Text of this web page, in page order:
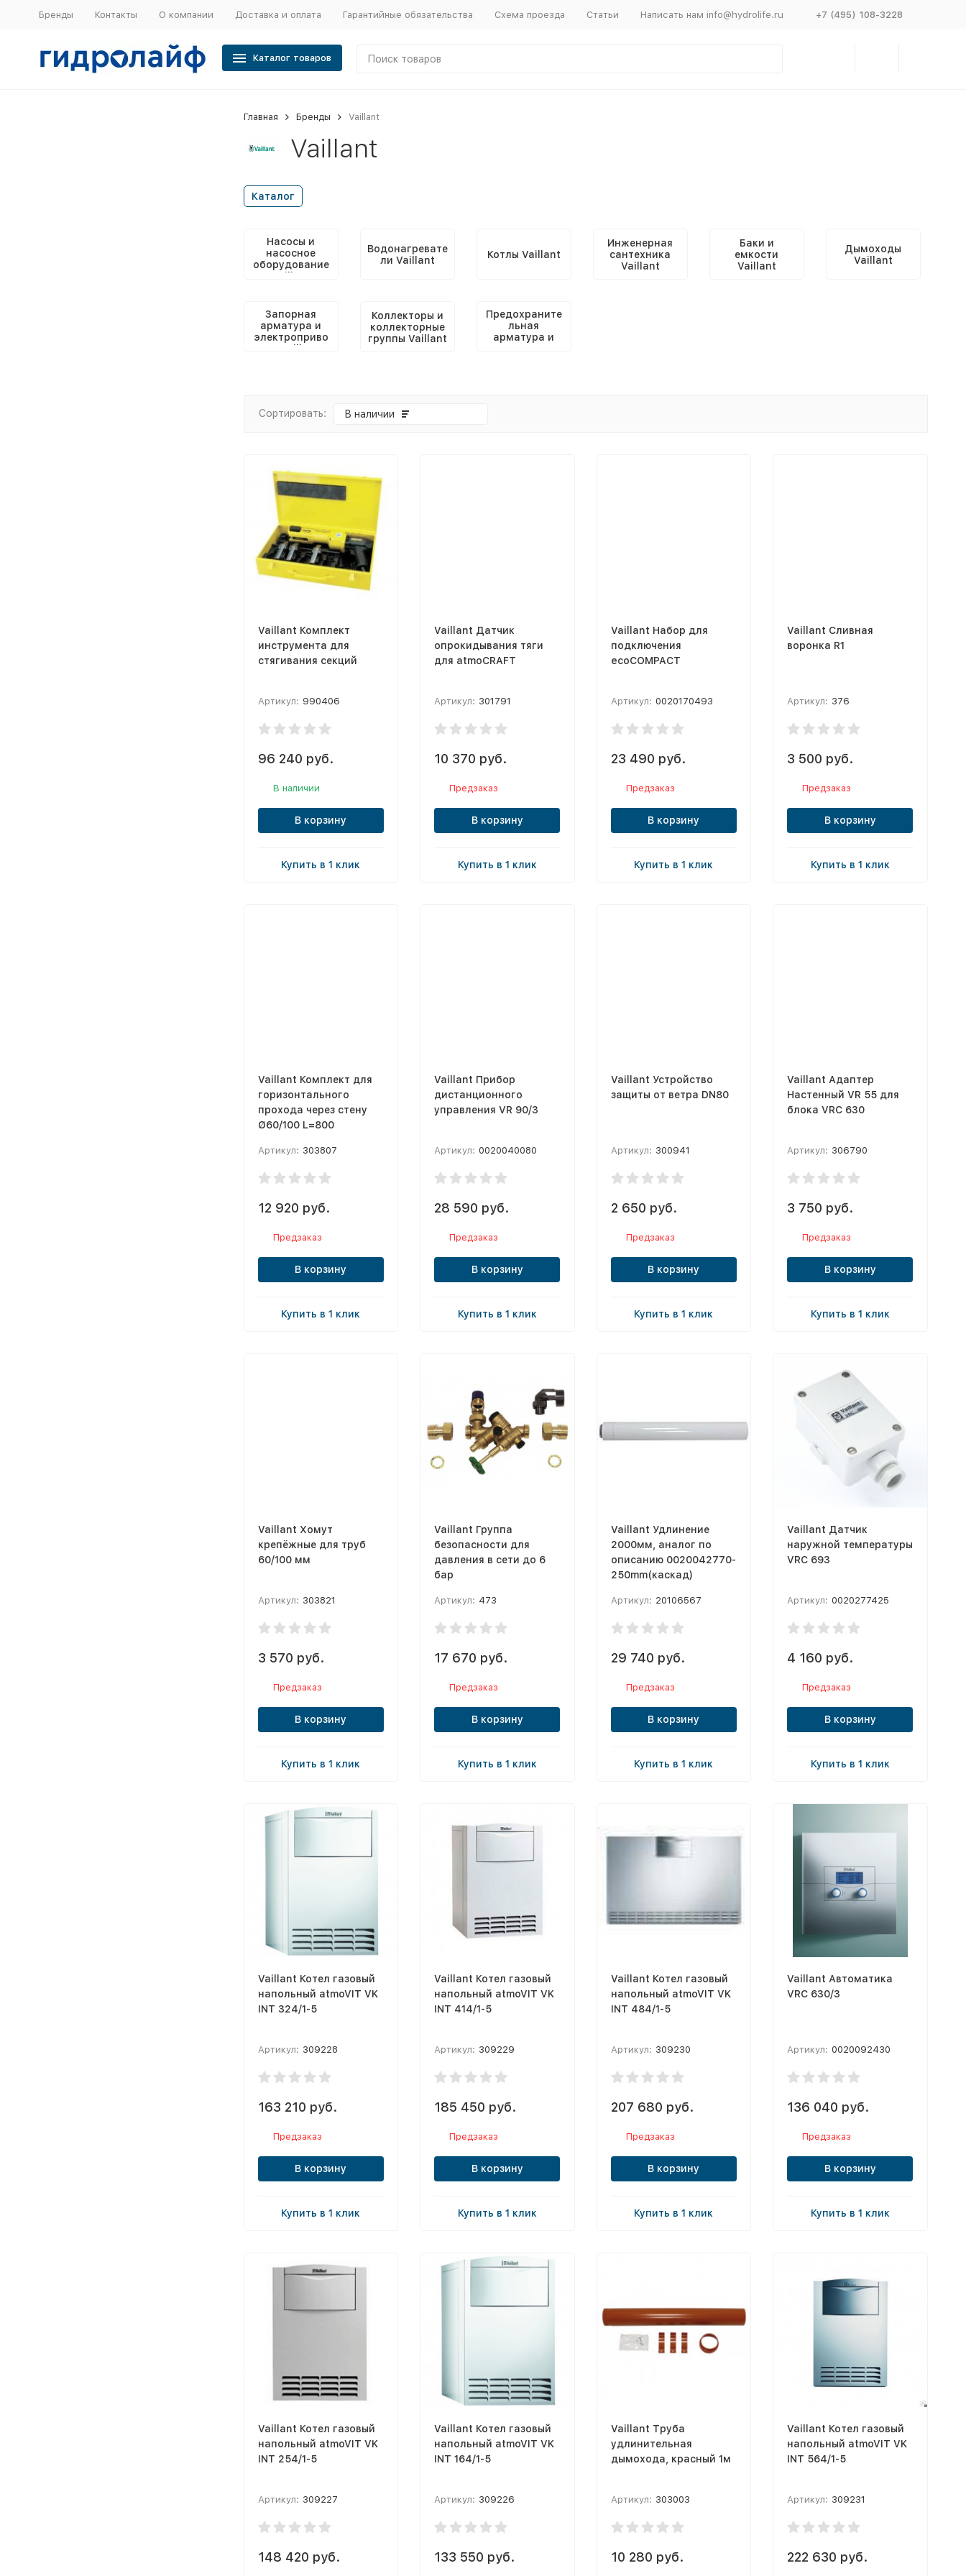
Бренды Контакты О компании Доставка и оплата Гарантийные обязательства Схема проезда Статьи Написать нам info@hydrolife.ru +7 (495) 108-3228
Каталог товаров
Главная Бренды Vaillant
Vaillant
Каталог
Насосы и
насосное
оборудование
Vaillant
Водонагревате
ли Vaillant
Котлы Vaillant
Инженерная
сантехника
Vaillant
Баки и
емкости
Vaillant
Дымоходы
Vaillant
Запорная
арматура и
электроприво
ды Vaillant
Коллекторы и
коллекторные
группы Vaillant
Предохраните
льная
арматура и
Сортировать: В наличии
Vaillant Комплект
инструмента для
стягивания секций
Артикул: 990406
96 240 руб.
В наличии
В корзину
Купить в 1 клик
Vaillant Датчик
опрокидывания тяги
для atmoCRAFT
Артикул: 301791
10 370 руб.
Предзаказ
В корзину
Купить в 1 клик
Vaillant Набор для
подключения
ecoCOMPACT
Артикул: 0020170493
23 490 руб.
Предзаказ
В корзину
Купить в 1 клик
Vaillant Сливная
воронка R1
Артикул: 376
3 500 руб.
Предзаказ
В корзину
Купить в 1 клик
Vaillant Комплект для
горизонтального
прохода через стену
Ø60/100 L=800
Артикул: 303807
12 920 руб.
Предзаказ
В корзину
Купить в 1 клик
Vaillant Прибор
дистанционного
управления VR 90/3
Артикул: 0020040080
28 590 руб.
Предзаказ
В корзину
Купить в 1 клик
Vaillant Устройство
защиты от ветра DN80
Артикул: 300941
2 650 руб.
Предзаказ
В корзину
Купить в 1 клик
Vaillant Адаптер
Настенный VR 55 для
блока VRC 630
Артикул: 306790
3 750 руб.
Предзаказ
В корзину
Купить в 1 клик
Vaillant Хомут
крепёжные для труб
60/100 мм
Артикул: 303821
3 570 руб.
Предзаказ
В корзину
Купить в 1 клик
Vaillant Группа
безопасности для
давления в сети до 6
бар
Артикул: 473
17 670 руб.
Предзаказ
В корзину
Купить в 1 клик
Vaillant Удлинение
2000мм, аналог по
описанию 0020042770-
250mm(каскад)
Артикул: 20106567
29 740 руб.
Предзаказ
В корзину
Купить в 1 клик
Vaillant Датчик
наружной температуры
VRC 693
Артикул: 0020277425
4 160 руб.
Предзаказ
В корзину
Купить в 1 клик
Vaillant Котел газовый
напольный atmoVIT VK
INT 324/1-5
Артикул: 309228
163 210 руб.
Предзаказ
В корзину
Купить в 1 клик
Vaillant Котел газовый
напольный atmoVIT VK
INT 414/1-5
Артикул: 309229
185 450 руб.
Предзаказ
В корзину
Купить в 1 клик
Vaillant Котел газовый
напольный atmoVIT VK
INT 484/1-5
Артикул: 309230
207 680 руб.
Предзаказ
В корзину
Купить в 1 клик
Vaillant Автоматика
VRC 630/3
Артикул: 0020092430
136 040 руб.
Предзаказ
В корзину
Купить в 1 клик
Vaillant Котел газовый
напольный atmoVIT VK
INT 254/1-5
Артикул: 309227
148 420 руб.
Vaillant Котел газовый
напольный atmoVIT VK
INT 164/1-5
Артикул: 309226
133 550 руб.
Vaillant Труба
удлинительная
дымохода, красный 1м
Артикул: 303003
10 280 руб.
Vaillant Котел газовый
напольный atmoVIT VK
INT 564/1-5
Артикул: 309231
222 630 руб.